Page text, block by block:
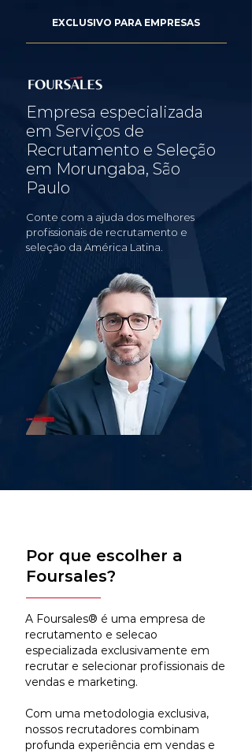
EXCLUSIVO PARA EMPRESAS
Empresa especializada
em Serviços de
Recrutamento e Seleção
em Morungaba, São
Paulo
Conte com a ajuda dos melhores
profissionais de recrutamento e
seleção da América Latina.
Por que escolher a
Foursales?
A Foursales® é uma empresa de
recrutamento e selecao
especializada exclusivamente em
recrutar e selecionar profissionais de
vendas e marketing.
Com uma metodologia exclusiva,
nossos recrutadores combinam
profunda experiência em vendas e